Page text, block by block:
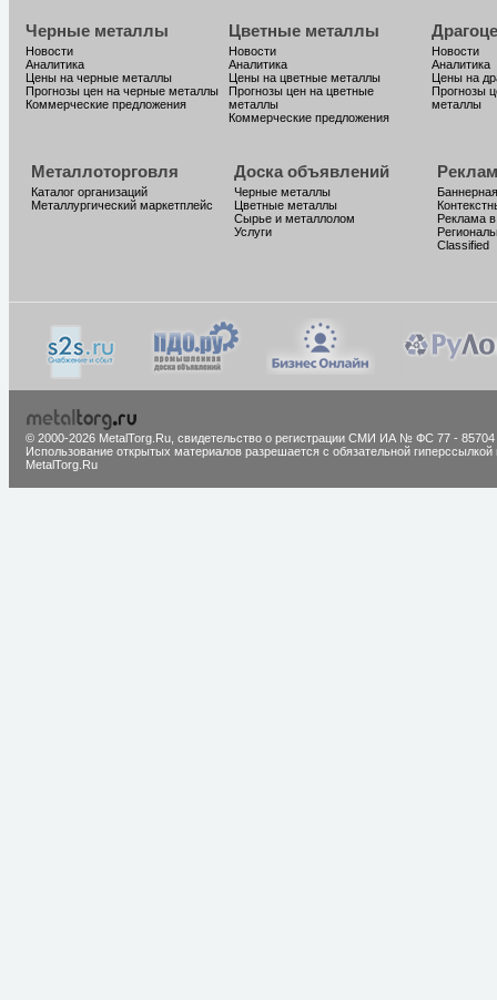
Черные металлы
Новости
Аналитика
Цены на черные металлы
Прогнозы цен на черные металлы
Коммерческие предложения
Цветные металлы
Новости
Аналитика
Цены на цветные металлы
Прогнозы цен на цветные
металлы
Коммерческие предложения
Новости
Аналитика
Цены на
Прогнозы
металлы
Металлоторговля
Каталог организаций
Металлургический маркетплейс
Доска объявлений
Черные металлы
Цветные металлы
Сырье и металлолом
Услуги
Реклама
Classified
© 2000-2026 MetalTorg.Ru, cвидетельство о регистрации СМИ ИА № ФС 77 - 85704
Использование открытых материалов разрешается с обязательной гиперссылкой
MetalTorg.Ru